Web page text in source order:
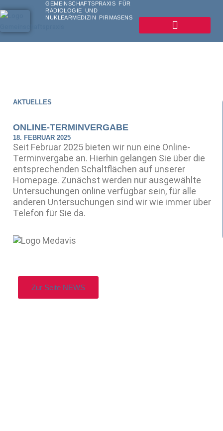
Inhalt
GEMEINSCHAFTSPRAXIS FÜR
RADIOLOGIE UND
NUKLEARMEDIZIN PIRMASENS
AKTUELLES
ONLINE-TERMINVERGABE
18. FEBRUAR 2025
Seit Februar 2025 bieten wir nun eine Online-
Terminvergabe an. Hierhin gelangen Sie über die
entsprechenden Schaltflächen auf unserer
Homepage. Zunächst werden nur ausgewählte
Untersuchungen online verfügbar sein, für alle
anderen Untersuchungen sind wir wie immer über
Telefon für Sie da.
Zur Seite NEWS